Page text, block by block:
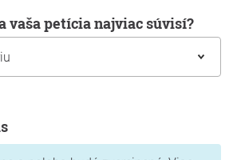
vaša petícia najviac súvisí?